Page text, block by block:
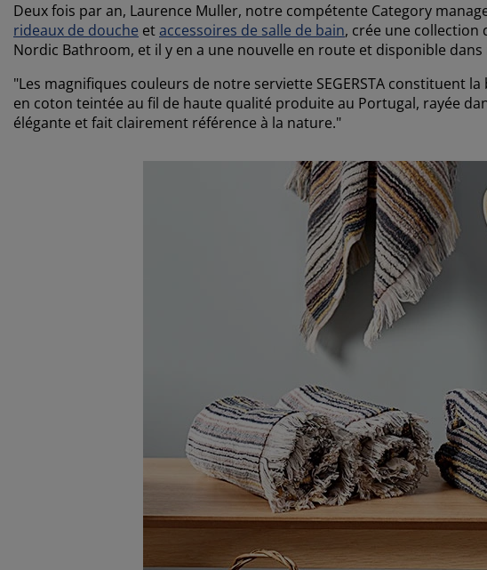
Deux fois par an, Laurence Muller, notre compétente Category
rideaux de douche etaccessoires de salle de bain, crée une
Nordic Bathroom, et il y en a une nouvelle en route et disponible
"Les magnifiques couleurs de notre serviette SEGERSTA constituent
en coton teintée au fil de haute qualité produite au Portugal, rayée
élégante et fait clairement référence à la nature."